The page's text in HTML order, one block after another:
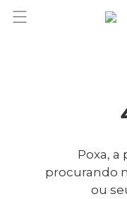
você merece 30%
Poxa, a
procurando
ou